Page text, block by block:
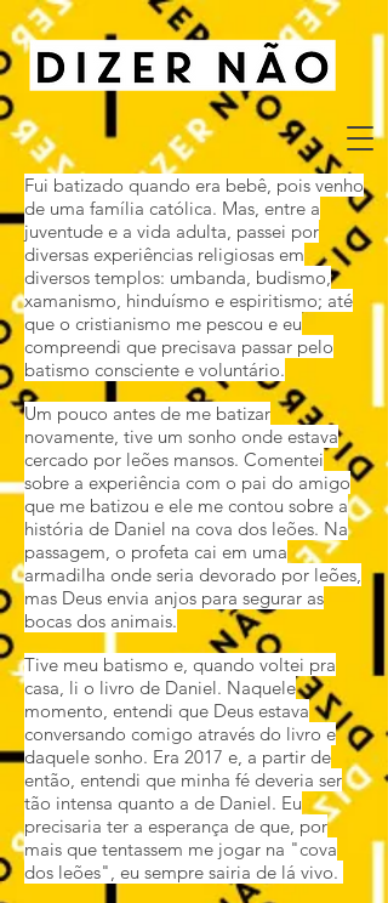
Fui batizado quando era bebê, pois venho
de uma família católica. Mas, entre a
juventude e a vida adulta, passei por
diversas experiências religiosas em
diversos templos: umbanda, budismo,
xamanismo, hinduísmo e espiritismo; até
que o cristianismo me pescou e eu
compreendi que precisava passar pelo
batismo consciente e voluntário.
Um pouco antes de me batizar
novamente, tive um sonho onde estava
cercado por leões mansos. Comentei
sobre a experiência com o pai do amigo
que me batizou e ele me contou sobre a
história de Daniel na cova dos leões. Na
passagem, o profeta cai em uma
armadilha onde seria devorado por leões,
mas Deus envia anjos para segurar as
bocas dos animais.
Tive meu batismo e, quando voltei pra
casa, li o livro de Daniel. Naquele
momento, entendi que Deus estava
conversando comigo através do livro e
daquele sonho. Era 2017 e, a partir de
então, entendi que minha fé deveria ser
tão intensa quanto a de Daniel. Eu
precisaria ter a esperança de que, por
mais que tentassem me jogar na "cova
dos leões", eu sempre sairia de lá vivo.